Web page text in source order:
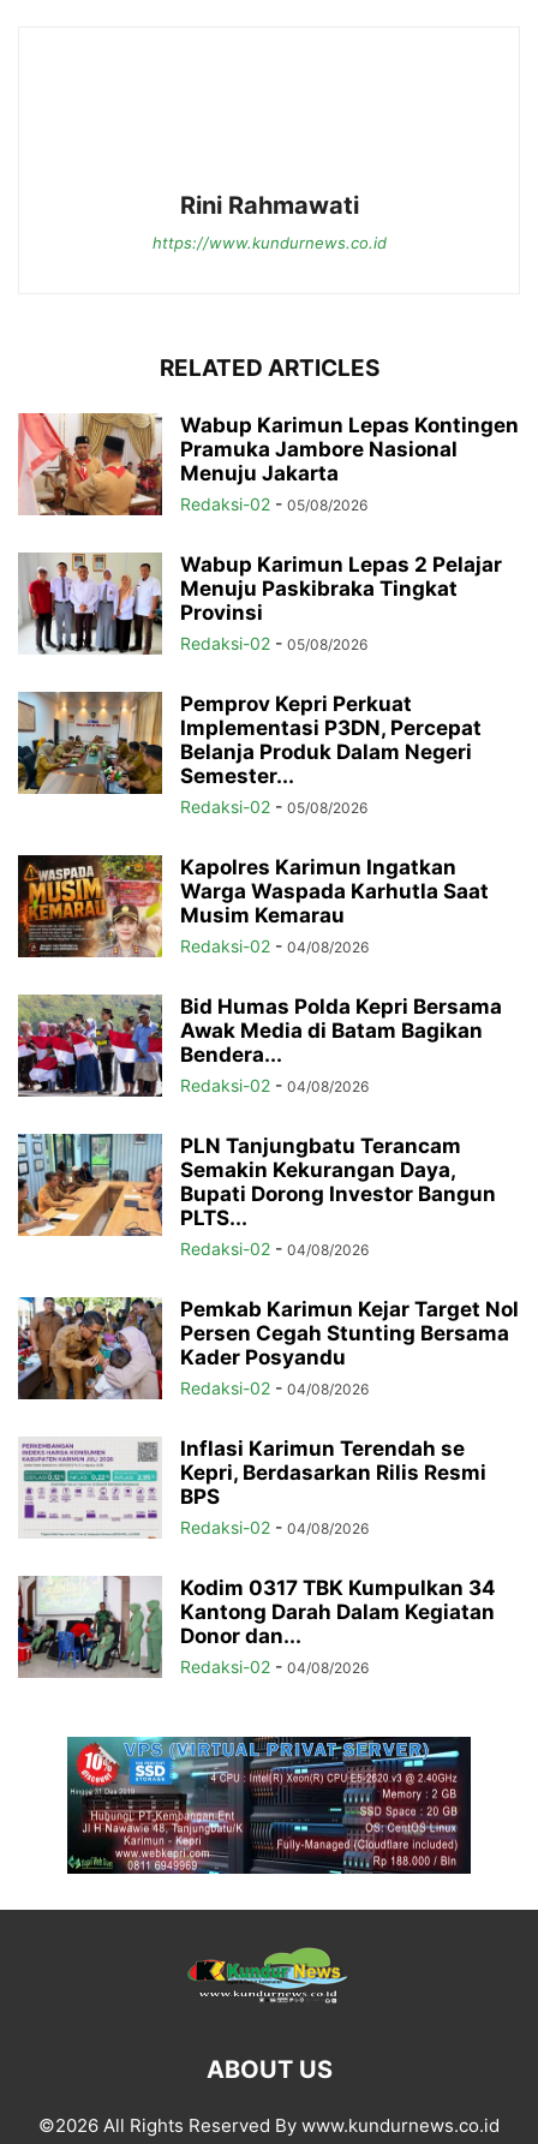
Rini Rahmawati
https://www.kundurnews.co.id
RELATED ARTICLES
Wabup Karimun Lepas Kontingen
Pramuka Jambore Nasional
Menuju Jakarta
Redaksi-02 - 05/08/2026
Wabup Karimun Lepas 2 Pelajar
Menuju Paskibraka Tingkat
Provinsi
Redaksi-02 - 05/08/2026
Pemprov Kepri Perkuat
Implementasi P3DN, Percepat
Belanja Produk Dalam Negeri
Semester...
Redaksi-02 - 05/08/2026
Kapolres Karimun Ingatkan
Warga Waspada Karhutla Saat
Musim Kemarau
Redaksi-02 - 04/08/2026
Bid Humas Polda Kepri Bersama
Awak Media di Batam Bagikan
Bendera...
Redaksi-02 - 04/08/2026
PLN Tanjungbatu Terancam
Semakin Kekurangan Daya,
Bupati Dorong Investor Bangun
PLTS...
Redaksi-02 - 04/08/2026
Pemkab Karimun Kejar Target Nol
Persen Cegah Stunting Bersama
Kader Posyandu
Redaksi-02 - 04/08/2026
Inflasi Karimun Terendah se
Kepri, Berdasarkan Rilis Resmi
BPS
Redaksi-02 - 04/08/2026
Kodim 0317 TBK Kumpulkan 34
Kantong Darah Dalam Kegiatan
Donor dan...
Redaksi-02 - 04/08/2026
ABOUT US
©2026 All Rights Reserved By www.kundurnews.co.id